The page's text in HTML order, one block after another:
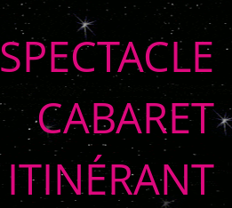
SPECTACLE
CABARET
ITINÉRANT